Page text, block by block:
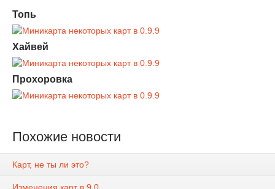
Топь
Хайвей
Прохоровка
Похожие новости
Карт, не ты ли это?